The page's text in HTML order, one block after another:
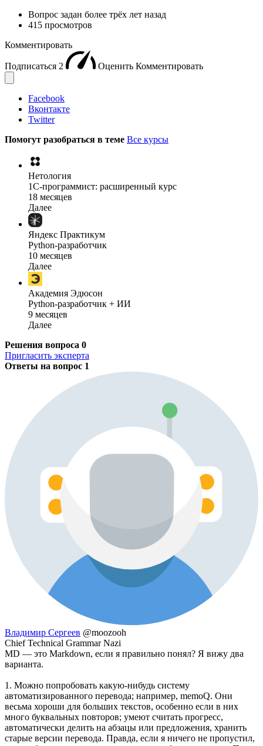
Вопрос задан более трёх лет назад
415 просмотров
Комментировать
Подписаться 2 Оценить Комментировать
Facebook
Вконтакте
Twitter
Помогут разобраться в теме Все курсы
Нетология
1C-программист: расширенный курс
18 месяцев
Далее
Яндекс Практикум
Python-разработчик
10 месяцев
Далее
Академия Эдюсон
Python-разработчик + ИИ
9 месяцев
Далее
Решения вопроса 0
Пригласить эксперта
Ответы на вопрос 1
Владимир Сергеев @moozooh
Chief Technical Grammar Nazi
MD — это Markdown, если я правильно понял? Я вижу два
варианта.
1. Можно попробовать какую-нибудь систему
автоматизированного перевода; например, memoQ. Они
весьма хороши для больших текстов, особенно если в них
много буквальных повторов; умеют считать прогресс,
автоматически делить на абзацы или предложения, хранить
старые версии перевода. Правда, если я ничего не пропустил,